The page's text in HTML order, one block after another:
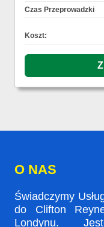
Czas Przeprowadzki
Koszt:
O NAS
Świadczymy
do Clifton
Londynu.